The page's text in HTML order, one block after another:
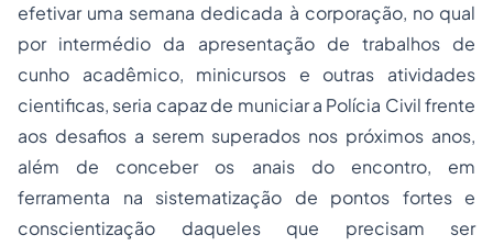
efetivar uma semana dedicada à corporação, no qual
por intermédio da apresentação de trabalhos de
cunho acadêmico, minicursos e outras atividades
cientificas, seria capaz de municiar a Polícia Civil frente
aos desafios a serem superados nos próximos anos,
além de conceber os anais do encontro, em
ferramenta na sistematização de pontos fortes e
conscientização daqueles que precisam ser